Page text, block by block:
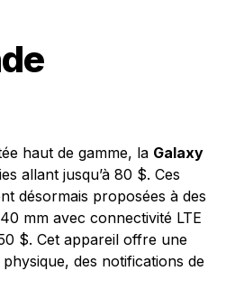
haut de gamme, la Galaxy
allant jusqu’à 80 $. Ces
désormais proposées à des
mm avec connectivité LTE
$. Cet appareil offre une
des notifications de